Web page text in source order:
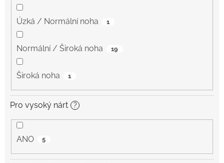
Úzká / Normální noha 1
Normální / Široká noha 19
Široká noha 1
Pro vysoký nárt ?
ANO 5